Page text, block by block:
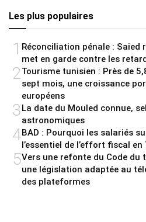
Les plus populaires
1 Réconciliation pénale : Saied
met en garde contre les
2Tourisme tunisien : Près de
sept mois, une croissance
européens
3La date du Mouled connue,
astronomiques
4BAD : Pourquoi les salariés
l’essentiel de l’effort fiscal en
5Vers une refonte du Code du
une législation adaptée au
des plateformes